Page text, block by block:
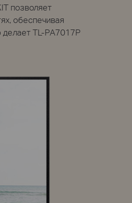
позволяет
обеспечивая
TL-PA7017P